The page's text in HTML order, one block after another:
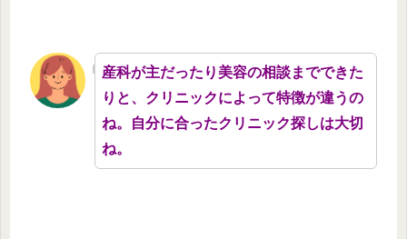
産科が主だったり美容の相談までできた
りと、クリニックによって特徴が違うの
ね。自分に合ったクリニック探しは大切
ね。